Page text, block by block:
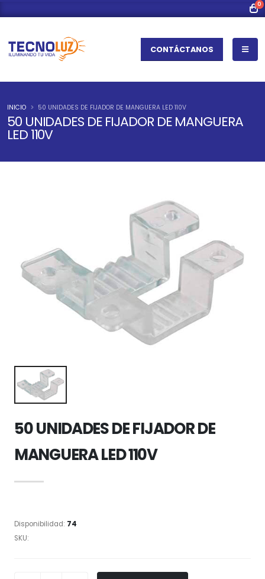
0
CONTÁCTANOS
50 UNIDADES DE FIJADOR DE MANGUERA
LED 110V
INICIO 50 UNIDADES DE FIJADOR DE MANGUERA LED 110V
50 UNIDADES DE FIJADOR DE
MANGUERA LED 110V
Disponibilidad: 74
SKU: